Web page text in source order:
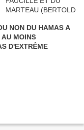
NON DU HAMAS A
MOINS